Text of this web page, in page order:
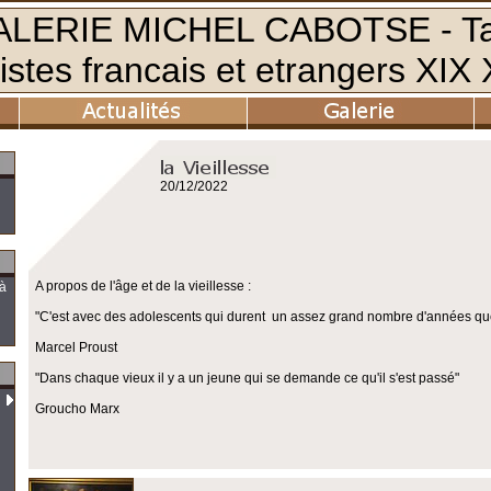
20/12/2022
A propos de l'âge et de la vieillesse :
"C'est avec des adolescents qui durent un assez grand nombre d'années
Marcel Proust
"Dans chaque vieux il y a un jeune qui se demande ce qu'il s'est passé"
Groucho Marx